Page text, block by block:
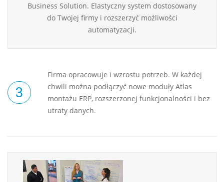
Business Solution. Elastyczny system dostosowany
do Twojej firmy i rozszerzyć możliwości
automatyzacji.
Firma opracowuje i wzrostu potrzeb. W każdej
chwili można podłączyć nowe moduły Atlas
montażu ERP, rozszerzonej funkcjonalności i bez
utraty danych.